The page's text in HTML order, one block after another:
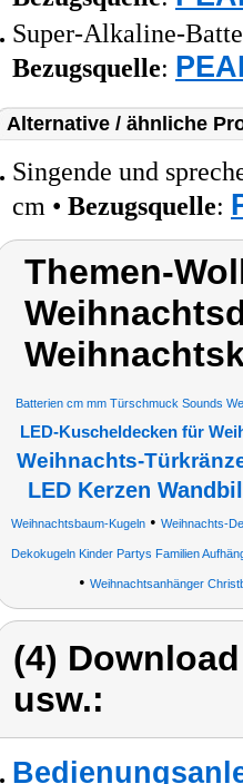
Super-Alkaline-
Bezugsquelle:
Alternative / ähnliche
Singende und
cm • Bezugsquelle:
Themen-
Batterien cm mm Türschmuck Sounds
LED-Kuscheldecken für
Weihnachts-
LED Kerzen
Weihnachtsbaum-Kugeln• Weihnachts-
Dekokugeln Kinder Partys Familien
• Weihnachtsanhänger
(4)
usw.: